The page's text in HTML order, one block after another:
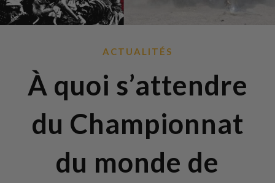
ACTUALITÉS
À quoi s’attendre
du Championnat
du monde de